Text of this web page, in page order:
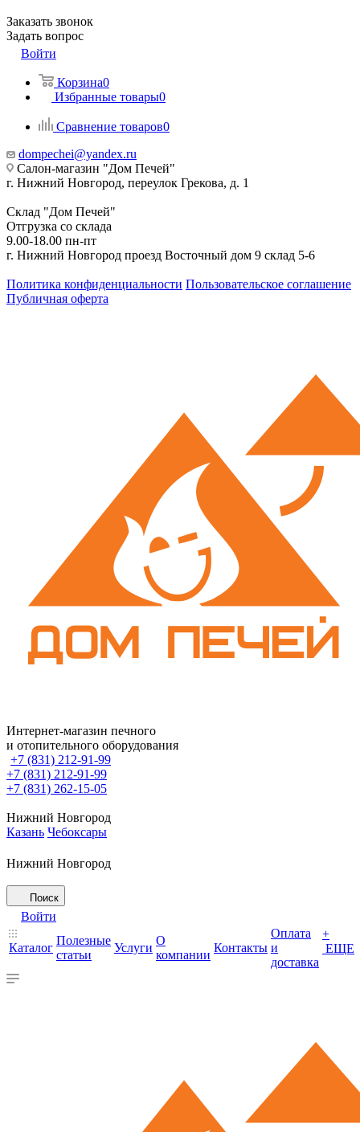
Заказать звонок
Задать вопрос
Войти
Корзина0
Избранные товары0
Сравнение товаров0
dompechei@yandex.ru
Салон-магазин "Дом Печей"
г. Нижний Новгород, переулок Грекова, д. 1
Склад "Дом Печей"
Отгрузка со склада
9.00-18.00 пн-пт
г. Нижний Новгород проезд Восточный дом 9 склад 5-6
Политика конфиденциальности Пользовательское соглашение
Публичная оферта
Интернет-магазин печного
и отопительного оборудования
+7 (831) 212-91-99
+7 (831) 212-91-99
+7 (831) 262-15-05
Нижний Новгород
Казань Чебоксары
Нижний Новгород
Поиск
Войти
Каталог
Полезные
статьи
Услуги
О
компании
Контакты
Оплата
и
доставка
+
ЕЩЕ